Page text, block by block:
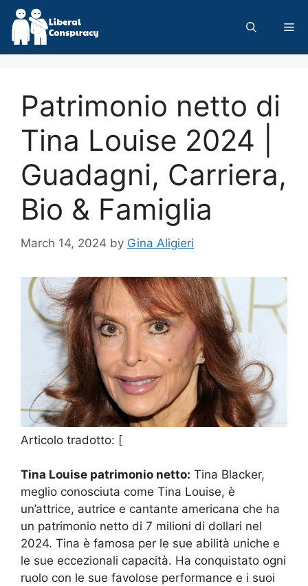
Skip
content
Patrimonio netto di
Tina Louise 2024 |
Guadagni, Carriera,
Bio & Famiglia
March 14, 2024 by Gina Aligieri
Articolo tradotto: [
Tina Louise patrimonio netto: Tina Blacker,
meglio conosciuta come Tina Louise, è
un’attrice, autrice e cantante americana che ha
un patrimonio netto di 7 milioni di dollari nel
2024. Tina è famosa per le sue abilità uniche e
le sue eccezionali capacità. Ha conquistato ogni
ruolo con le sue favolose performance e i suoi